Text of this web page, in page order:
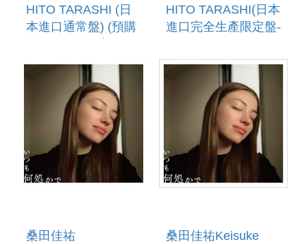
HITO TARASHI (日
本進口通常盤) (預購
HITO TARASHI(日本
進口完全生產限定盤-
GOODS) (預購至
4/25 12:00止)
桑田佳祐
桑田佳祐Keisuke